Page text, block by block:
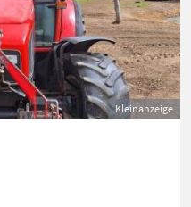
Kleinanzeige